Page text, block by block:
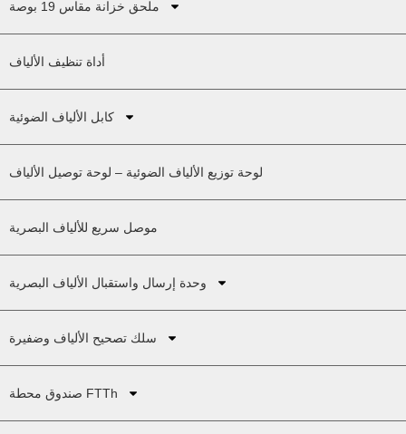
ملحق خزانة مقاس 19 بوصة
أداة تنظيف الألياف
كابل الألياف الضوئية
لوحة توزيع الألياف الضوئية – لوحة توصيل الألياف
موصل سريع للألياف البصرية
وحدة إرسال واستقبال الألياف البصرية
سلك تصحيح الألياف وضفيرة
صندوق محطة FTTh